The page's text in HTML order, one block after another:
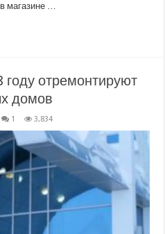
магазине …
отремонтируют
домов
1 3,834